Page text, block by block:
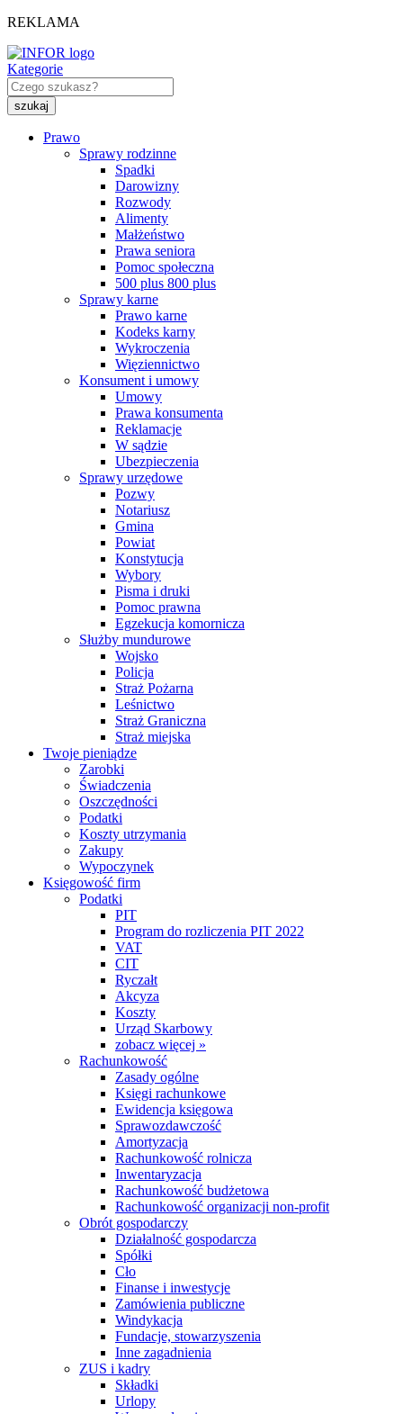
REKLAMA
Kategorie
Prawo
Sprawy rodzinne
Spadki
Darowizny
Rozwody
Alimenty
Małżeństwo
Prawa seniora
Pomoc społeczna
500 plus 800 plus
Sprawy karne
Prawo karne
Kodeks karny
Wykroczenia
Więziennictwo
Konsument i umowy
Umowy
Prawa konsumenta
Reklamacje
W sądzie
Ubezpieczenia
Sprawy urzędowe
Pozwy
Notariusz
Gmina
Powiat
Konstytucja
Wybory
Pisma i druki
Pomoc prawna
Egzekucja komornicza
Służby mundurowe
Wojsko
Policja
Straż Pożarna
Leśnictwo
Straż Graniczna
Straż miejska
Twoje pieniądze
Zarobki
Świadczenia
Oszczędności
Podatki
Koszty utrzymania
Zakupy
Wypoczynek
Księgowość firm
Podatki
PIT
Program do rozliczenia PIT 2022
VAT
CIT
Ryczałt
Akcyza
Koszty
Urząd Skarbowy
zobacz więcej »
Rachunkowość
Zasady ogólne
Księgi rachunkowe
Ewidencja księgowa
Sprawozdawczość
Amortyzacja
Rachunkowość rolnicza
Inwentaryzacja
Rachunkowość budżetowa
Rachunkowość organizacji non-profit
Obrót gospodarczy
Działalność gospodarcza
Spółki
Cło
Finanse i inwestycje
Zamówienia publiczne
Windykacja
Fundacje, stowarzyszenia
Inne zagadnienia
ZUS i kadry
Składki
Urlopy